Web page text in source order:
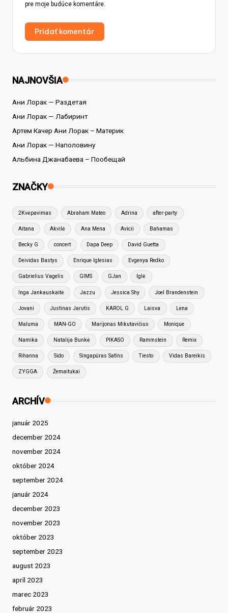
pre moje budúce komentáre.
NAJNOVŠIA
Ани Лорак — Раздетая
Ани Лорак — Лабиринт
Артем Качер Ани Лорак – Материк
Ани Лорак — Наполовину
Альбина Джанабаева – Пообещай
ZNAČKY
2Kvėpavimas Abraham Mateo Adrina after-party
Aitana Akvilė Ana Mena Avicii Bahamas
Becky G concert Dapa Deep David Guetta
Deividas Bastys Enrique Iglesias Evgenya Redko
Gabrielius Vagelis GIMS GJan Iglė
Inga Jankauskaitė Jazzu Jessica Shy Joel Brandenstein
Jovani Justinas Jarutis KAROL G Laisva Lena
Maluma MAN-GO Marijonas Mikutavičius Monique
Namika Natalija Bunkė PIKASO Rammstein Remix
Rihanna Sido Singapūras Satīns Tiesto Vidas Bareikis
ZYGGA Žemaitukai
ARCHÍV
január 2025
december 2024
november 2024
október 2024
september 2024
január 2024
december 2023
november 2023
október 2023
september 2023
august 2023
apríl 2023
marec 2023
február 2023